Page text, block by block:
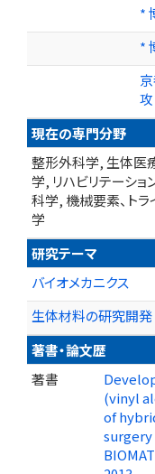
*
*
攻
現在の専門分野
整形外科学, 生体医
学, リハビリテーシ
科学, 機械要素、ト
学
研究テーマ
バイオメカニクス
生体材料の研究開発
著書・論文歴
著書
(vinyl
of
surgery